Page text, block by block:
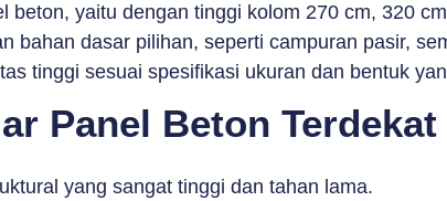
yaitu dengan tinggi kolom 270 cm, 320
bahan dasar pilihan, seperti campuran pasir,
tinggi sesuai spesifikasi ukuran dan bentuk
Panel Beton
yang sangat tinggi dan tahan lama.